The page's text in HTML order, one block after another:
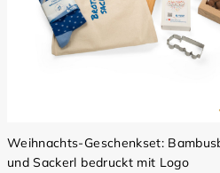
Weihnachts-Geschenkset:
und Sackerl bedruckt mit Logo